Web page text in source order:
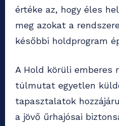
értéke az, hogy éles
meg azokat a
későbbi holdprogram
A Hold körüli emberes
túlmutat egyetlen
tapasztalatok
a jövő űrhajósai